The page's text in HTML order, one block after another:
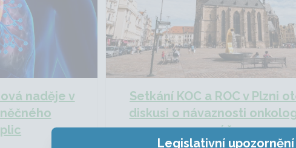
naděje v
Setkání KOC a ROC v Plzni
diskusi o návaznosti
péče
Legislativní upozornění